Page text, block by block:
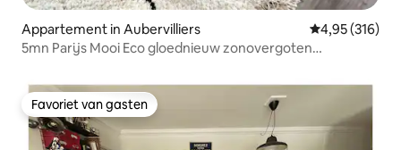
Appartement in Aubervilliers Gemiddelde
4,95 (316)
5mn Parijs Mooi Eco gloednieuw zonovergoten
Favoriet van gasten
Favoriet van gasten